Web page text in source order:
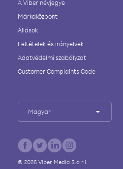
A Viber névjegye
Márkaközpont
Állások
Feltételek és irányelvek
Adatvédelmi szabályzat
Customer Complaints Code
Magyar
© 2026Viber Media S.à r.l.